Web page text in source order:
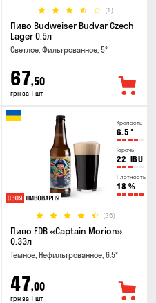
(1)
Пиво Budweiser Budvar Czech
Lager 0.5л
Светлое, Фильтрованное, 5°
67,50
грн за 1 шт
Крепость
6.5 °
Горечь
22 IBU
Плотность
18 %
(26)
Пиво FDB «Captain Morion»
0.33л
Темное, Нефильтрованное, 6.5°
47,00
грн за 1 шт